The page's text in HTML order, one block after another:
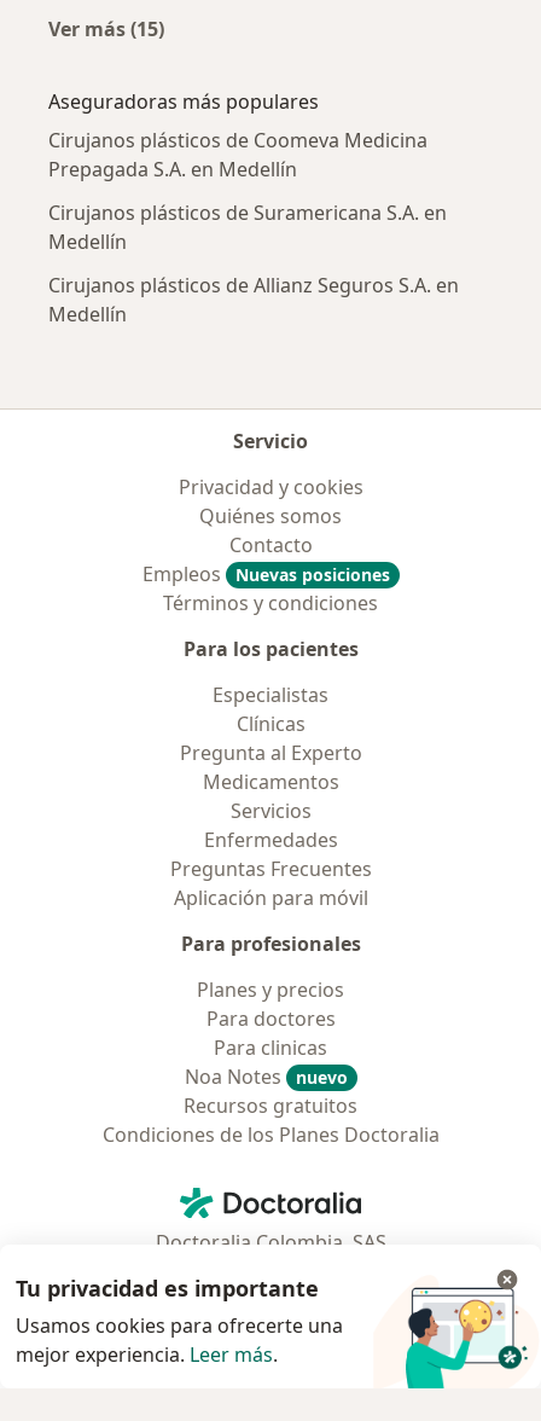
Ver más (15)
Aseguradoras más populares
Cirujanos plásticos de Coomeva Medicina
Prepagada S.A. en Medellín
Cirujanos plásticos de Suramericana S.A. en
Medellín
Cirujanos plásticos de Allianz Seguros S.A. en
Medellín
Servicio
Privacidad y cookies
Quiénes somos
Contacto
Empleos
Nuevas posiciones
Términos y condiciones
Para los pacientes
Especialistas
Clínicas
Pregunta al Experto
Medicamentos
Servicios
Enfermedades
Preguntas Frecuentes
Aplicación para móvil
Para profesionales
Planes y precios
Para doctores
Para clinicas
Noa Notes
nuevo
Recursos gratuitos
Condiciones de los Planes Doctoralia
Doctoralia - Página de inicio
Doctoralia Colombia, SAS
Municipio: Bogotá D.C., Colombia
Tu privacidad es importante
Usamos cookies para ofrecerte una
mejor experiencia. Leer más.